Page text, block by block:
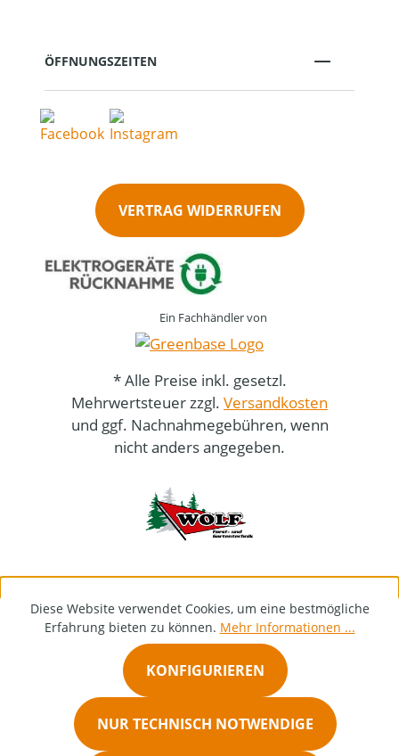
ÖFFNUNGSZEITEN
VERTRAG WIDERRUFEN
Ein Fachhändler von
* Alle Preise inkl. gesetzl.
Mehrwertsteuer zzgl. Versandkosten
und ggf. Nachnahmegebühren, wenn
nicht anders angegeben.
Diese Website verwendet Cookies, um eine bestmögliche
Erfahrung bieten zu können. Mehr Informationen ...
NUR TECHNISCH NOTWENDIGE
KONFIGURIEREN